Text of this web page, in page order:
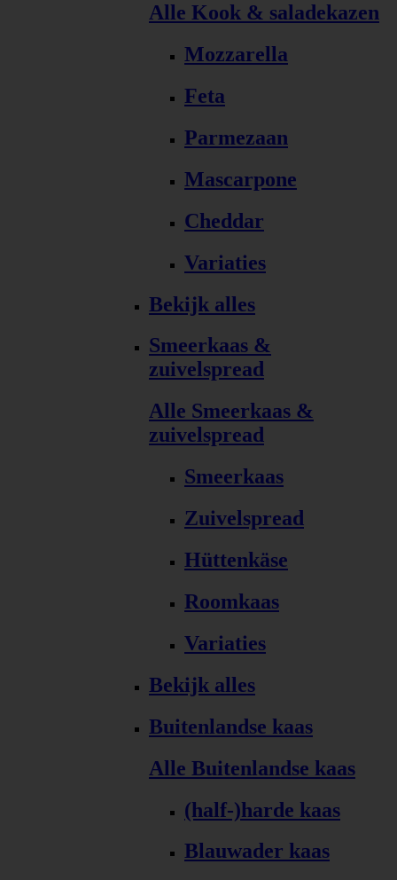
Alle Kook & saladekazen
Mozzarella
Feta
Parmezaan
Mascarpone
Cheddar
Variaties
Bekijk alles
Smeerkaas &
zuivelspread
Alle Smeerkaas &
zuivelspread
Smeerkaas
Zuivelspread
Hüttenkäse
Roomkaas
Variaties
Bekijk alles
Buitenlandse kaas
Alle Buitenlandse kaas
(half-)harde kaas
Blauwader kaas